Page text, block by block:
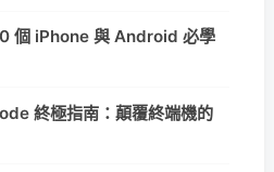
個 iPhone 與 Android 必學
終極指南：顛覆終端機的